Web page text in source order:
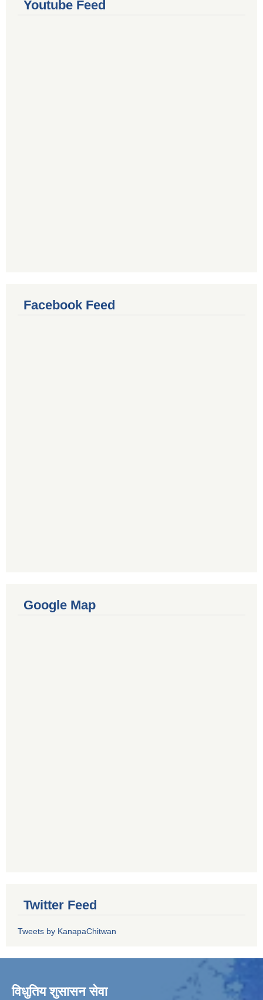
Youtube Feed
Facebook Feed
Google Map
Twitter Feed
Tweets by KanapaChitwan
विधुतिय शुसासन सेवा